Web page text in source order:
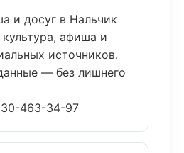
и досуг в Нальчик
афиша и
источников.
— без лишнего
463-34-97